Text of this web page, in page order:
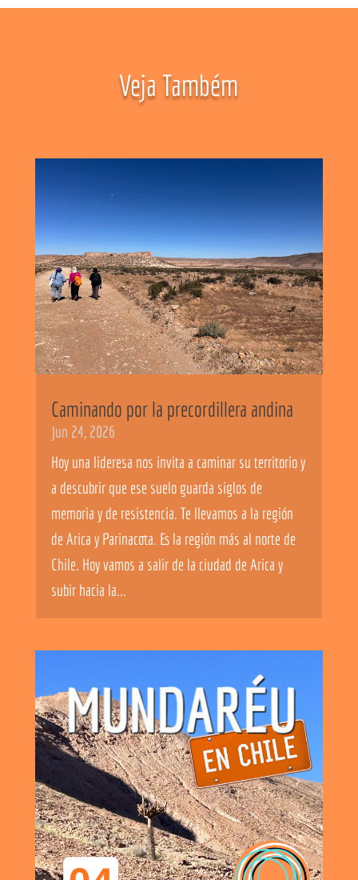
Veja Também
Caminando por la precordillera andina
Jun 24, 2026
Hoy una lideresa nos invita a caminar su territorio y
a descubrir que ese suelo guarda siglos de
memoria y de resistencia. Te llevamos a la región
de Arica y Parinacota. Es la región más al norte de
Chile. Hoy vamos a salir de la ciudad de Arica y
subir hacia la...